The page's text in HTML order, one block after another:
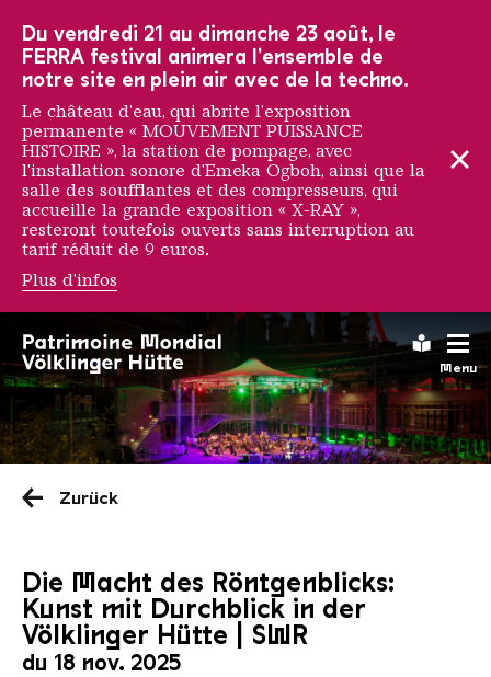
Menu
Saarländischen
Zurück
Die Macht des Röntgenblicks:
Kunst mit Durchblick in der
Völklinger Hütte | SWR
du 18 nov. 2025
Du vendredi 21 au dimanche 23 août, le
FERRA festival animera l'ensemble de
notre site en plein air avec de la techno.
Le château d'eau, qui abrite l'exposition
permanente « MOUVEMENT PUISSANCE
HISTOIRE », la station de pompage, avec
l'installation sonore d'Emeka Ogboh, ainsi que la
salle des soufflantes et des compresseurs, qui
accueille la grande exposition « X-RAY »,
resteront toutefois ouverts sans interruption au
tarif réduit de 9 euros.
Plus d'infos